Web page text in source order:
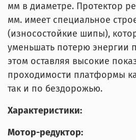
мм в диаметре. Протектор
мм. имеет специальное
(износостойкие шипы),
уменьшать потерю энергии
этом оставляя высокие
проходимости платформы
так и по бездорожью.
Характеристики:
Мотор-редуктор: